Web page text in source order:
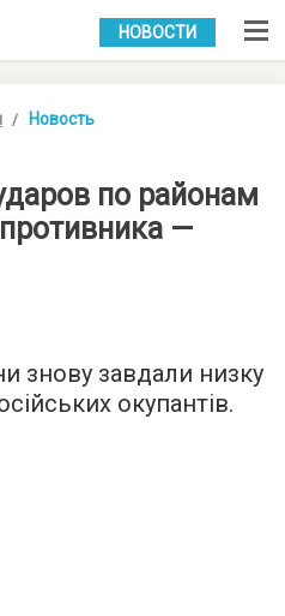
УКР РУС
НОВОСТИ
Новость
по районам
—
знову завдали низку
окупантів.